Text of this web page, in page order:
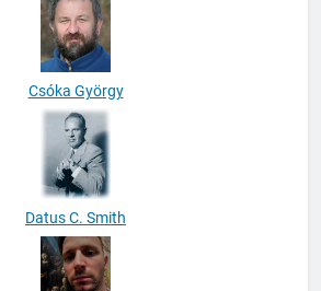
Csóka György
Datus C. Smith